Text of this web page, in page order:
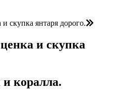
скупка янтаря дорого.
и скупка
коралла.